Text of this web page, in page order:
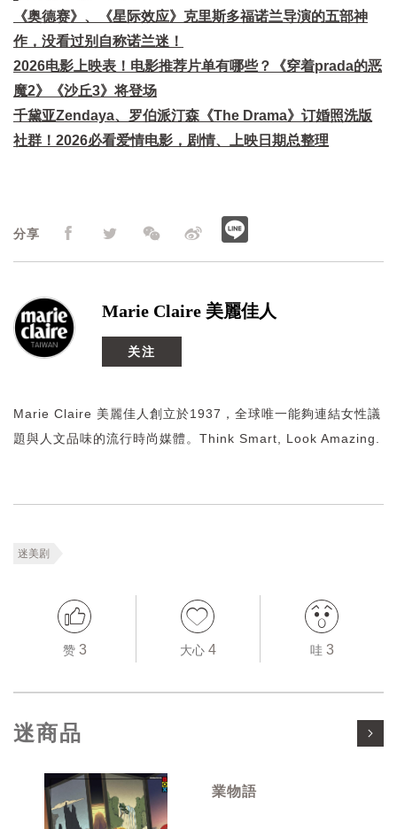
《奥德赛》、《星际效应》克里斯多福诺兰导演的五部神
作，没看过别自称诺兰迷！
2026电影上映表！电影推荐片单有哪些？《穿着prada的恶
魔2》《沙丘3》将登场
千黛亚Zendaya、罗伯派汀森《The Drama》订婚照洗版
社群！2026必看爱情电影，剧情、上映日期总整理
分享
Marie Claire 美麗佳人
关注
Marie Claire 美麗佳人創立於1937，全球唯一能夠連結女性議
題與人文品味的流行時尚媒體。Think Smart, Look Amazing.
迷美剧
赞 3 大心 4 哇 3
迷商品
業物語